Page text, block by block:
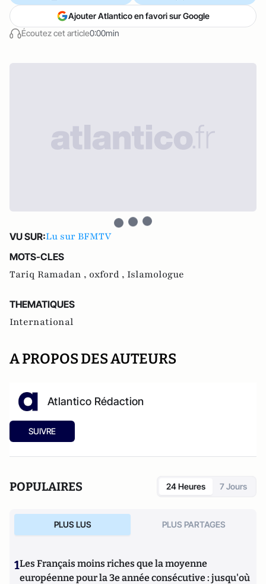
Écoutez cet article0:00min
Ajouter Atlantico en favori sur Google
VU SUR:Lu sur BFMTV
MOTS-CLES
Tariq Ramadan , oxford , Islamologue
THEMATIQUES
International
A PROPOS DES AUTEURS
Atlantico Rédaction
SUIVRE
POPULAIRES 24 Heures 7 Jours
PLUS LUS PLUS PARTAGES
1Les Français moins riches que la moyenne
européenne pour la 3e année consécutive : jusqu'où